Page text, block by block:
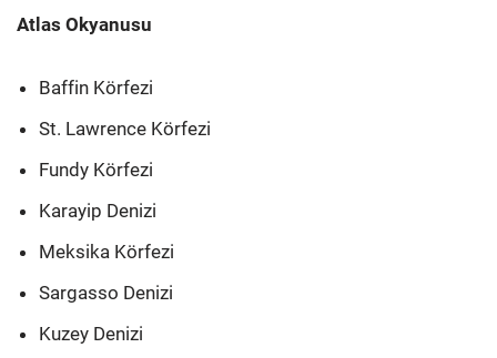
Atlas Okyanusu
Baffin Körfezi
St. Lawrence Körfezi
Fundy Körfezi
Karayip Denizi
Meksika Körfezi
Sargasso Denizi
Kuzey Denizi